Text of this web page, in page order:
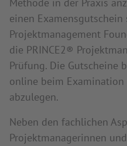
einen
Projektmanagement
die PRINCE2®
Prüfung. Die Gutscheine
online beim Examination
abzulegen.
Neben den fachlichen
Projektmanagerinnen